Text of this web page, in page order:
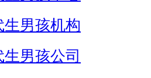
生男孩机构
男孩公司